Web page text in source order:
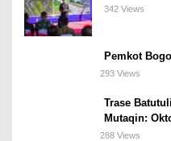
Bogor Selatan
342 Views
Pemkot
293 Views
Trase
Mutaqin:
288 Views